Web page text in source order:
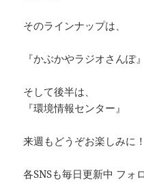
そのラインナップは、
『かぶかやラジオさんぽ』
そして後半は、
『環境情報センター』
来週もどうぞお楽しみに！
各SNSも毎日更新中 フォ